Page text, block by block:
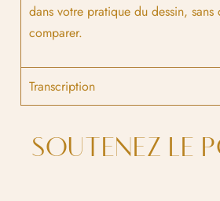
dans votre pratique du dessin,
comparer.
Transcription
SOUTENEZ LE